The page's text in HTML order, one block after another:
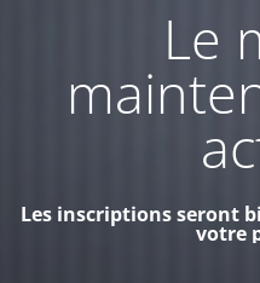
Le
Les inscriptions seront
votre